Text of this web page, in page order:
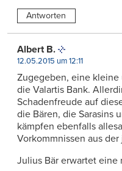
Antworten
Albert B.
12.05.2015 um 12:11
Zugegeben, eine
die Valartis Bank.
Schadenfreude auf
die Bären, die Sarasins
kämpfen ebenfalls
Vorkommnissen aus
Julius Bär erwartet eine